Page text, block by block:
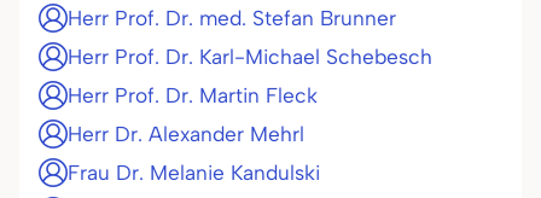
Herr Prof. Dr. med. Stefan Brunner
Herr Prof. Dr. Karl-Michael Schebesch
Herr Prof. Dr. Martin Fleck
Herr Dr. Alexander Mehrl
Frau Dr. Melanie Kandulski